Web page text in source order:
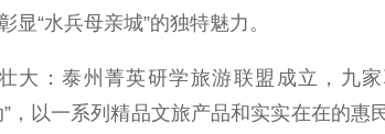
“水兵母亲城”的独特魅力。
：泰州菁英研学旅游联盟成立，九
以一系列精品文旅产品和实实在在的惠